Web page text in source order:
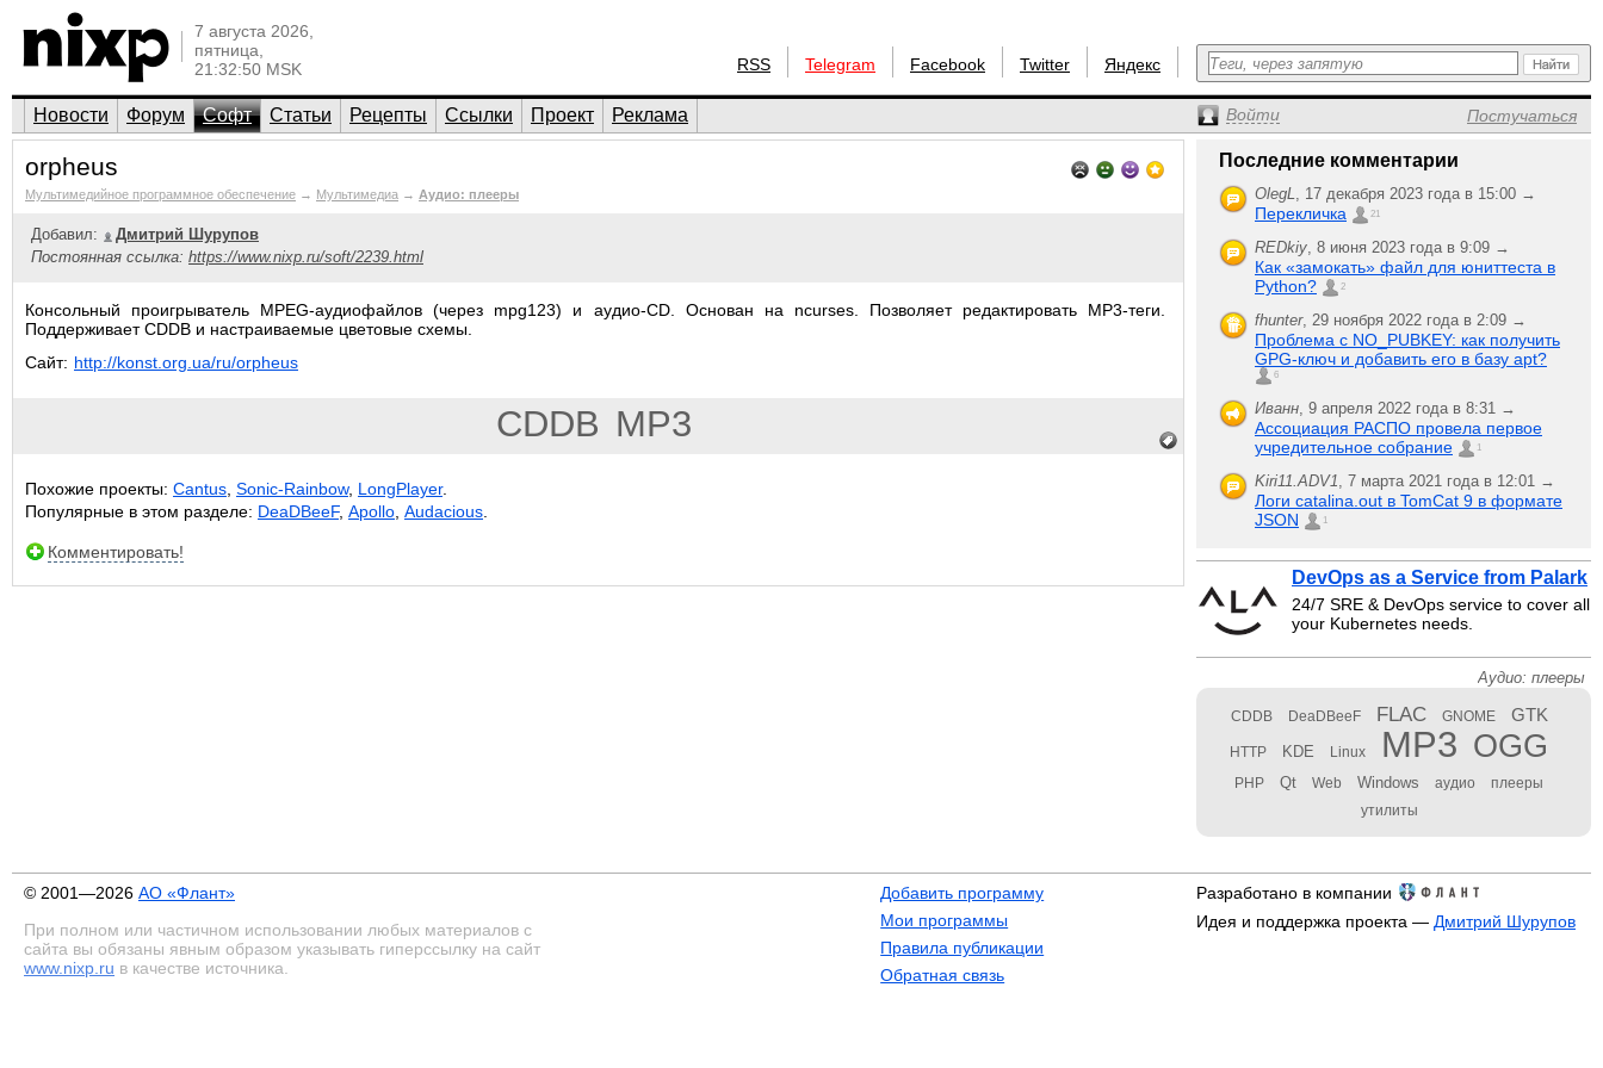
7 августа 2026,
пятница,
21:32:50 MSK
RSS Telegram Facebook Twitter Яндекс
Новости Форум Софт Статьи Рецепты Ссылки Проект Реклама Войти Постучаться
orpheus
Мультимедийное программное обеспечение → Мультимедиа → Аудио: плееры
Добавил:
Дмитрий Шурупов
Постоянная ссылка: https://www.nixp.ru/soft/2239.html
Консольный проигрыватель MPEG-аудиофайлов (через mpg123) и аудио-CD. Основан на ncurses. Позволяет редактировать MP3-теги.
Поддерживает CDDB и настраиваемые цветовые схемы.
Сайт: http://konst.org.ua/ru/orpheus
CDDB MP3
Похожие проекты: Cantus Sonic-Rainbow, LongPlayer.
Популярные в этом разделе: DeaDBeeF, Apollo Audacious
Комментировать!
Последние комментарии
OlegL, 17 декабря 2023 года в 15:00 →
Перекличка 21
REDkiy, 8 июня 2023 года в 9:09 →
Как «замокать» файл для юниттеста в
Python?
2
fhunter, 29 ноября 2022 года в 2:09 →
Проблема с NO_PUBKEY: как получить
GPG-ключ и добавить его в базу apt?
6
Иванн, 9 апреля 2022 года в 8:31 →
Ассоциация РАСПО провела первое
учредительное собрание
1
Kiri11.ADV1, 7 марта 2021 года в 12:01 →
Логи catalina.out в TomCat 9 в формате
JSON
1
DevOps as a Service from Palark
24/7 SRE & DevOps service to cover all
your Kubernetes needs.
Аудио: плееры
CDDB DeaDBeeF FLAC GNOME GTK
HTTP KDE Linux MP3 OGG
PHP Qt Web Windows аудио
плееры
утилиты
© 2001—2026 АО «Флант»
При полном или частичном использовании любых материалов с
сайта вы обязаны явным образом указывать гиперссылку на сайт
www.nixp.ru в качестве источника.
Добавить программу
Мои программы
Правила публикации
Обратная связь
Разработано в компании
Идея и поддержка проекта — Дмитрий Шурупов